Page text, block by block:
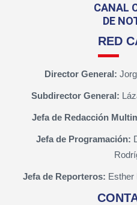
CANAL
DE
RED
Director General:
Subdirector General:
Jefa de Redacción
Jefa de Programación:
Jefa de Reporteros: Esther